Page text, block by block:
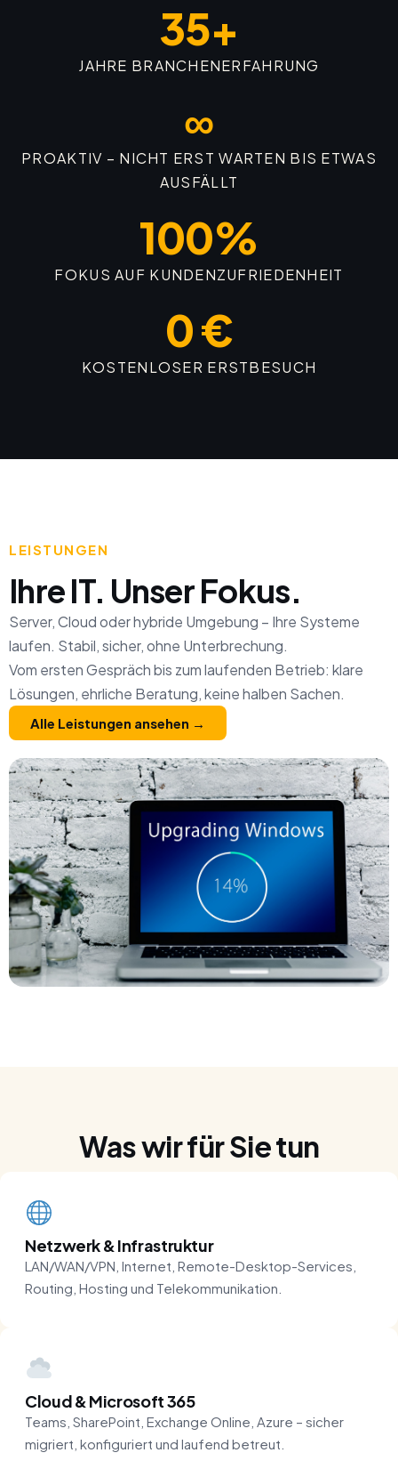
35+
JAHRE BRANCHENERFAHRUNG
∞
PROAKTIV – NICHT ERST WARTEN BIS ETWAS
AUSFÄLLT
100%
FOKUS AUF KUNDENZUFRIEDENHEIT
0 €
KOSTENLOSER ERSTBESUCH
LEISTUNGEN
Ihre IT. Unser Fokus.
Server, Cloud oder hybride Umgebung – Ihre Systeme
laufen. Stabil, sicher, ohne Unterbrechung.
Vom ersten Gespräch bis zum laufenden Betrieb: klare
Lösungen, ehrliche Beratung, keine halben Sachen.
Alle Leistungen ansehen →
Was wir für Sie tun
Netzwerk & Infrastruktur
LAN/WAN/VPN, Internet, Remote-Desktop-Services,
Routing, Hosting und Telekommunikation.
Cloud & Microsoft 365
Teams, SharePoint, Exchange Online, Azure – sicher
migriert, konfiguriert und laufend betreut.